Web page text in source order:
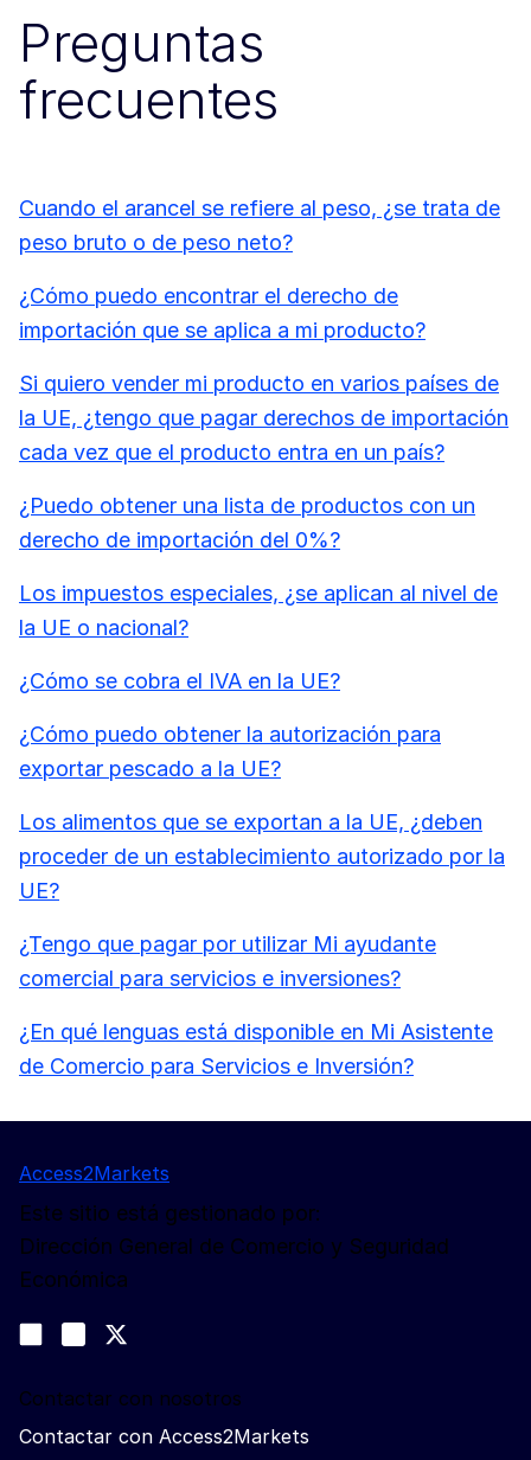
Preguntas
frecuentes
Cuando el arancel se refiere al peso, ¿se trata de
peso bruto o de peso neto?
¿Cómo puedo encontrar el derecho de
importación que se aplica a mi producto?
Si quiero vender mi producto en varios países de
la UE, ¿tengo que pagar derechos de importación
cada vez que el producto entra en un país?
¿Puedo obtener una lista de productos con un
derecho de importación del 0%?
Los impuestos especiales, ¿se aplican al nivel de
la UE o nacional?
¿Cómo se cobra el IVA en la UE?
¿Cómo puedo obtener la autorización para
exportar pescado a la UE?
Los alimentos que se exportan a la UE, ¿deben
proceder de un establecimiento autorizado por la
UE?
¿Tengo que pagar por utilizar Mi ayudante
comercial para servicios e inversiones?
¿En qué lenguas está disponible en Mi Asistente
de Comercio para Servicios e Inversión?
Access2Markets
Este sitio está gestionado por:
Dirección General de Comercio y Seguridad
Económica
Join us on LinkedIn
Trade-Off podcast
Contactar con nosotros
Contactar con Access2Markets